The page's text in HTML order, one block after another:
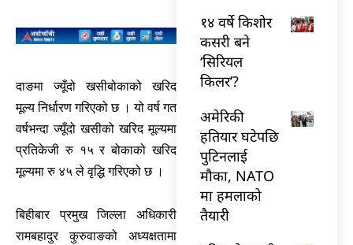
दाङमा ज्यूँदो खसीबोकाको खरिद
मूल्य निर्धारण गरिएको छ । यो वर्ष गत
वर्षभन्दा ज्यूँदो खसीको खरिद मूल्यमा
प्रतिकेजी रु १५ र बोकाको खरिद
मूल्यमा रु ४५ ले वृद्धि गरिएको छ ।
बिहीबार प्रमुख जिल्ला अधिकारी
रामबहादुर कुरुवाङको अध्यक्षतामा
१४ वर्षे किशोर
कसरी बने
‘सिरियल
किलर’?
अमेरिकी
हतियार घटेपछि
पुटिनलाई
मौका, NATO
मा हमलाको
तैयारी